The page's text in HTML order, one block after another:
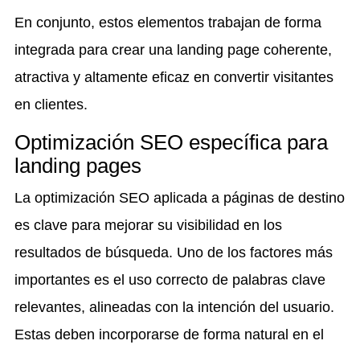
En conjunto, estos elementos trabajan de forma
integrada para crear una landing page coherente,
atractiva y altamente eficaz en convertir visitantes
en clientes.
Optimización SEO específica para
landing pages
La optimización SEO aplicada a páginas de destino
es clave para mejorar su visibilidad en los
resultados de búsqueda. Uno de los factores más
importantes es el uso correcto de palabras clave
relevantes, alineadas con la intención del usuario.
Estas deben incorporarse de forma natural en el